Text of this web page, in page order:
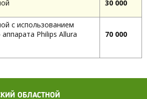
30 000
с использованием
Philips Allura
70 000
ОБЛАСТНОЙ